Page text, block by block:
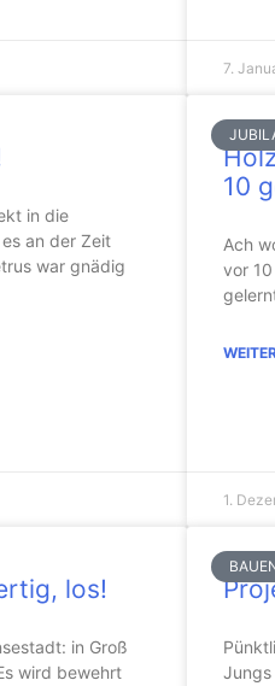
7.
in die
an der Zeit
war gnädig
10
Ach
vor
1.
los!
in Groß
wird bewehrt
Jungs